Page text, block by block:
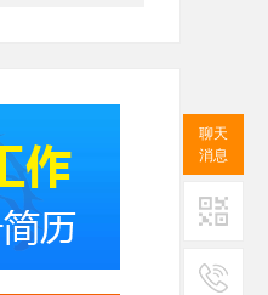
聊天
消息
二维码